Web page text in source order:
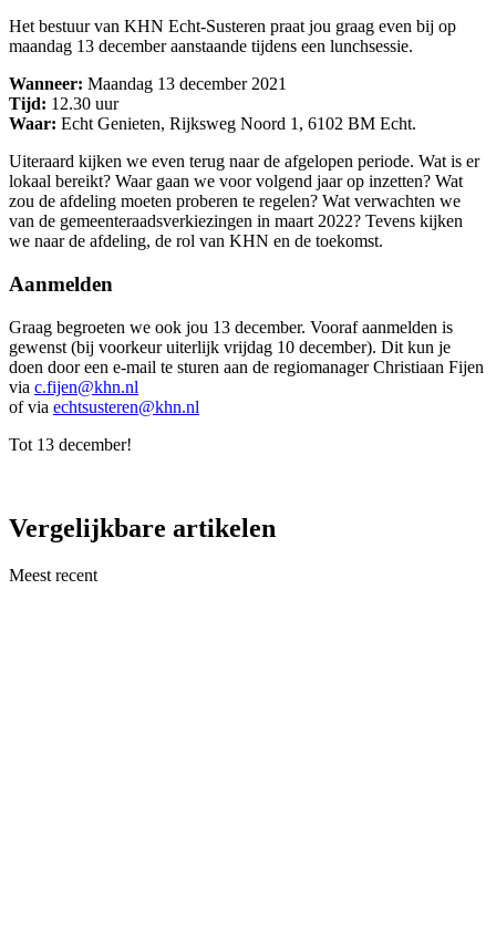
Het bestuur van KHN Echt-Susteren praat jou graag even bij op
maandag 13 december aanstaande tijdens een lunchsessie.
Wanneer: Maandag 13 december 2021
Tijd: 12.30 uur
Waar: Echt Genieten, Rijksweg Noord 1, 6102 BM Echt.
Uiteraard kijken we even terug naar de afgelopen periode. Wat is er
lokaal bereikt? Waar gaan we voor volgend jaar op inzetten? Wat
zou de afdeling moeten proberen te regelen? Wat verwachten we
van de gemeenteraadsverkiezingen in maart 2022? Tevens kijken
we naar de afdeling, de rol van KHN en de toekomst.
Aanmelden
Graag begroeten we ook jou 13 december. Vooraf aanmelden is
gewenst (bij voorkeur uiterlijk vrijdag 10 december). Dit kun je
doen door een e-mail te sturen aan de regiomanager Christiaan Fijen
via c.fijen@khn.nl
of via echtsusteren@khn.nl
Tot 13 december!
Vergelijkbare artikelen
Meest recent